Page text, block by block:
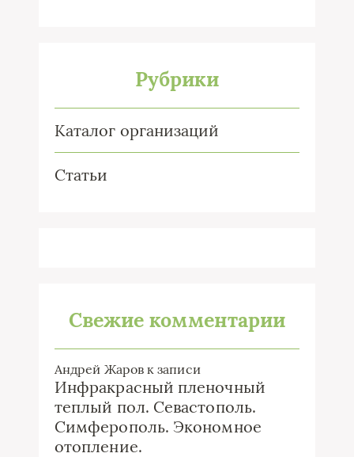
Рубрики
Каталог организаций
Статьи
Свежие комментарии
Андрей Жаровк записи
Инфракрасный пленочный
теплый пол. Севастополь.
Симферополь. Экономное
отопление.